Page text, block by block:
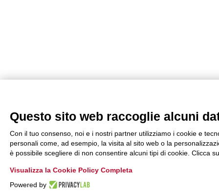
Questo sito web raccoglie alcuni
Con il tuo consenso, noi e i nostri partner utilizziamo i cookie e
personali come, ad esempio, la visita al sito web o la
è possibile scegliere di non consentire alcuni tipi di cookie. Clicca
Visualizza la Cookie Policy Completa
Powered by